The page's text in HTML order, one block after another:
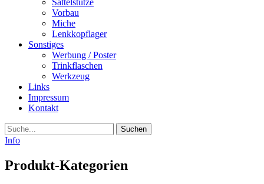
Sattelstütze
Vorbau
Miche
Lenkkopflager
Sonstiges
Werbung / Poster
Trinkflaschen
Werkzeug
Links
Impressum
Kontakt
Suche
Info
Produkt-Kategorien